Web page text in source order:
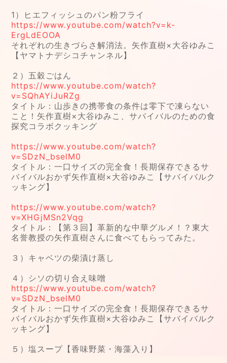
1）ヒエフィッシュのパン粉フライ
https://www.youtube.com/watch?v=k-
ErgLdEOOA
それぞれの生きづらさ解消法。矢作直樹×大谷ゆみこ
【ヤマトナデシコチャンネル】
２）五穀ごはん
https://www.youtube.com/watch?
v=SQhAYiJuRZg
タイトル：山歩きの携帯食の条件は零下で凍らない
こと！矢作直樹×大谷ゆみこ、サバイバルのための食
探究コラボクッキング
https://www.youtube.com/watch?
v=SDzN_bselM0
タイトル：一口サイズの完全食！長期保存できるサ
バイバルおかず矢作直樹×大谷ゆみこ【サバイバルク
ッキング】
https://www.youtube.com/watch?
v=XHGjMSn2Vqg
タイトル：【第３回】革新的な中華グルメ！？東大
名誉教授の矢作直樹さんに食べてもらってみた。
３）キャベツの柴漬け蒸し
４）シソの切り合え味噌
https://www.youtube.com/watch?
v=SDzN_bselM0
タイトル：一口サイズの完全食！長期保存できるサ
バイバルおかず矢作直樹×大谷ゆみこ【サバイバルク
ッキング】
５）塩スープ【香味野菜・海藻入り】